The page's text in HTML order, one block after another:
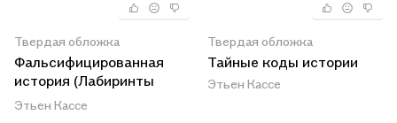
Твердая обложка
Фальсифицированная
история (Лабиринты
истины). Кассе Э.
Этьен Кассе
Твердая обложка
Тайные коды истории
Этьен Кассе